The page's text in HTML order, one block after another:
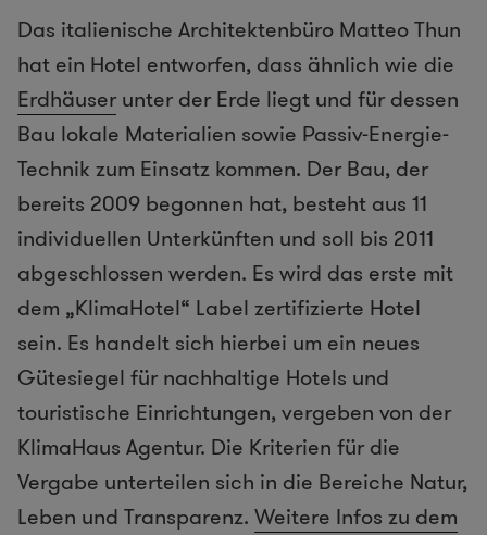
Das italienische Architektenbüro Matteo Thun
hat ein Hotel entworfen, dass ähnlich wie die
Erdhäuser unter der Erde liegt und für dessen
Bau lokale Materialien sowie Passiv-Energie-
Technik zum Einsatz kommen. Der Bau, der
bereits 2009 begonnen hat, besteht aus 11
individuellen Unterkünften und soll bis 2011
abgeschlossen werden. Es wird das erste mit
dem „KlimaHotel“ Label zertifizierte Hotel
sein. Es handelt sich hierbei um ein neues
Gütesiegel für nachhaltige Hotels und
touristische Einrichtungen, vergeben von der
KlimaHaus Agentur. Die Kriterien für die
Vergabe unterteilen sich in die Bereiche Natur,
Leben und Transparenz. Weitere Infos zu dem